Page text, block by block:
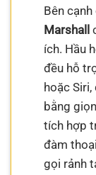
Bên
Marshall
ích. Hầu
đều hỗ
hoặc
bằng
tích hợp
đàm
gọi rảnh